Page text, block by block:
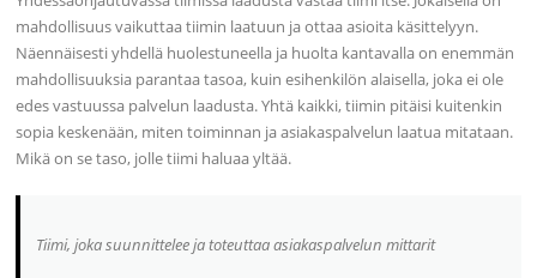
mahdollisuus vaikuttaa tiimin laatuun ja ottaa asioita käsittelyyn.
Näennäisesti yhdellä huolestuneella ja huolta kantavalla on enemmän
mahdollisuuksia parantaa tasoa, kuin esihenkilön alaisella, joka ei ole
edes vastuussa palvelun laadusta. Yhtä kaikki, tiimin pitäisi kuitenkin
sopia keskenään, miten toiminnan ja asiakaspalvelun laatua mitataan.
Mikä on se taso, jolle tiimi haluaa yltää.
Tiimi, joka suunnittelee ja toteuttaa asiakaspalvelun mittarit